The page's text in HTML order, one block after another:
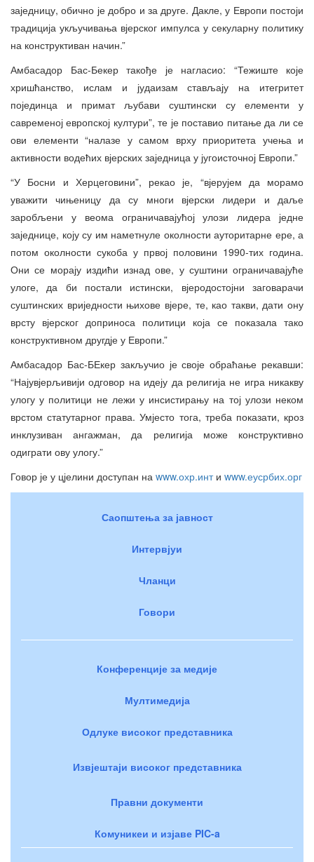
заједницу, обично је добро и за друге. Дакле, у Европи постоји
традиција укључивања вјерског импулса у секуларну политику
на конструктиван начин.”
Амбасадор Бас-Бекер такође је нагласио: “Тежиште које
хришћанство, ислам и јудаизам стављају на итегритет
појединца и примат љубави суштински су елементи у
савременој европској култури”, те је поставио питање да ли се
ови елементи “налазе у самом врху приоритета учења и
активности водећих вјерских заједница у југоисточној Европи.”
“У Босни и Херцеговини”, рекао је, “вјерујем да морамо
уважити чињеницу да су многи вјерски лидери и даље
заробљени у веома ограничавајућој улози лидера једне
заједнице, коју су им наметнуле околности ауторитарне ере, а
потом околности сукоба у првој половини 1990-тих година.
Они се морају издићи изнад ове, у суштини ограничавајуће
улоге, да би постали истински, вјеродостојни заговарачи
суштинских вриједности њихове вјере, те, као такви, дати ону
врсту вјерског доприноса политици која се показала тако
конструктивном другдје у Европи.”
Амбасадор Бас-БЕкер закључио је своје обраћање рекавши:
“Најувјерљивији одговор на идеју да религија не игра никакву
улогу у политици не лежи у инсистирању на тој улози неком
врстом статутарног права. Умјесто тога, треба показати, кроз
инклузиван ангажман, да религија може конструктивно
одиграти ову улогу.”
Говор је у цјелини доступан на www.охр.инти www.еусрбих.орг
Саопштења за јавност
Интервјуи
Чланци
Говори
Конференције за медије
Мултимедија
Одлуке високог представника
Извјештаји високог представника
Правни документи
Комуникеи и изјаве PIC-a